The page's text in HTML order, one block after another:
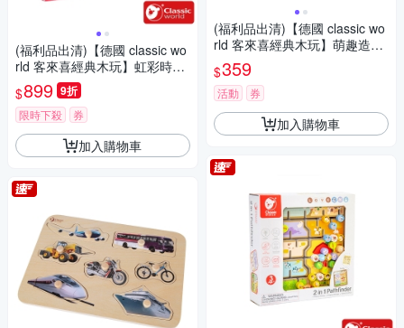
(福利品出清)【德國 classic wo
rld 客來喜經典木玩】虹彩時鐘
《5041》
$899 9折
限時下殺 券
加入購物車
(福利品出清)【德國 classic wo
rld 客來喜經典木玩】萌趣造型
車-太空車 53610
$359
活動 券
加入購物車